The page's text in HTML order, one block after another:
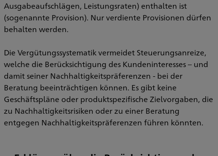
Ausgabeaufschlägen, Leistungsraten) enthalten ist
(sogenannte Provision). Nur verdiente Provisionen dürfen
behalten werden.
Die Vergütungssystematik vermeidet Steuerungsanreize,
welche die Berücksichtigung des Kundeninteresses – und
damit seiner Nachhaltigkeitspräferenzen - bei der
Beratung beeinträchtigen können. Es gibt keine
Geschäftspläne oder produktspezifische Zielvorgaben, die
zu Nachhaltigkeitsrisiken oder zu einer Beratung
entgegen Nachhaltigkeitspräferenzen führen könnten.